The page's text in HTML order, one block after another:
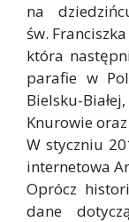
na
św.
która
parafie w
Bielsku-
Knurowie
W styczniu
internetowa
Oprócz
dane